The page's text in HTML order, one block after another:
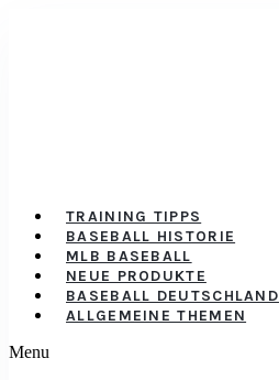
TRAINING TIPPS
BASEBALL HISTORIE
MLB BASEBALL
NEUE PRODUKTE
BASEBALL DEUTSCHLAND
ALLGEMEINE THEMEN
Menu